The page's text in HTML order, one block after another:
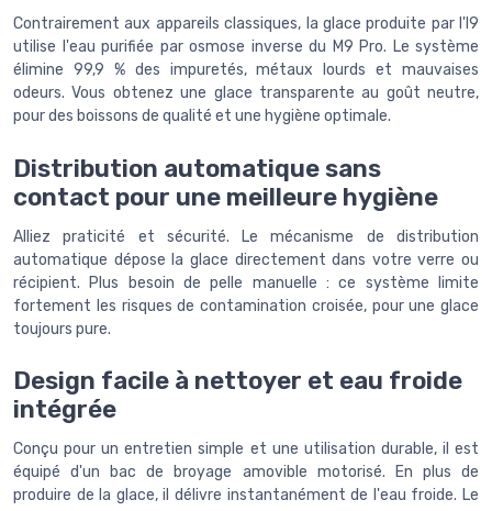
Contrairement aux appareils classiques, la glace produite par l'I9
utilise l'eau purifiée par osmose inverse du M9 Pro. Le système
élimine 99,9 % des impuretés, métaux lourds et mauvaises
odeurs. Vous obtenez une glace transparente au goût neutre,
pour des boissons de qualité et une hygiène optimale.
Distribution automatique sans
contact pour une meilleure hygiène
Alliez praticité et sécurité. Le mécanisme de distribution
automatique dépose la glace directement dans votre verre ou
récipient. Plus besoin de pelle manuelle : ce système limite
fortement les risques de contamination croisée, pour une glace
toujours pure.
Design facile à nettoyer et eau froide
intégrée
Conçu pour un entretien simple et une utilisation durable, il est
équipé d'un bac de broyage amovible motorisé. En plus de
produire de la glace, il délivre instantanément de l'eau froide. Le